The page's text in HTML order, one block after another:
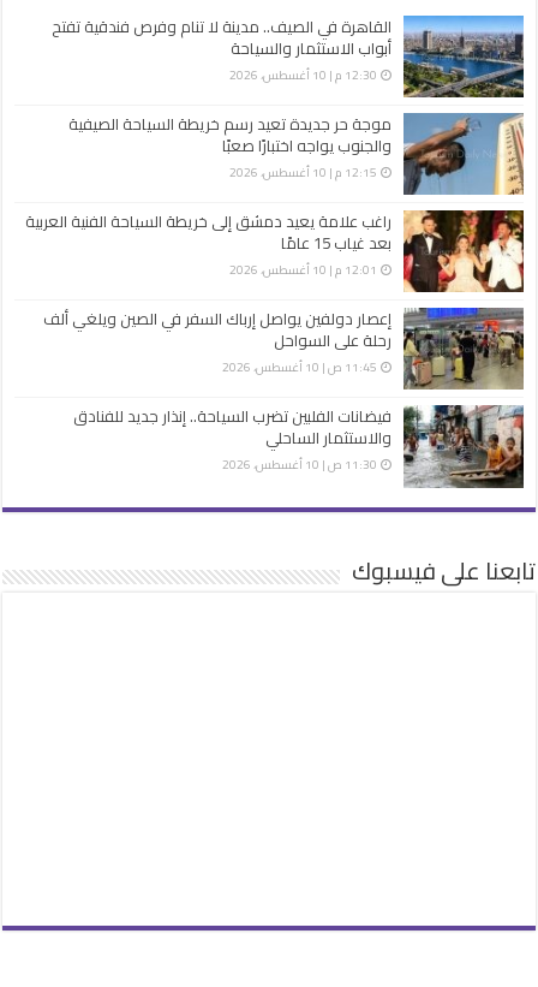
القاهرة في الصيف.. مدينة لا تنام وفرص فندقية تفتح
أبواب الاستثمار والسياحة
12:30 م | 10 أغسطس، 2026
موجة حر جديدة تعيد رسم خريطة السياحة الصيفية
والجنوب يواجه اختبارًا صعبًا
12:15 م | 10 أغسطس، 2026
راغب علامة يعيد دمشق إلى خريطة السياحة الفنية العربية
بعد غياب 15 عامًا
12:01 م | 10 أغسطس، 2026
إعصار دولفين يواصل إرباك السفر في الصين ويلغي ألف
رحلة على السواحل
11:45 ص | 10 أغسطس، 2026
فيضانات الفلبين تضرب السياحة.. إنذار جديد للفنادق
والاستثمار الساحلي
11:30 ص | 10 أغسطس، 2026
تابعنا على فيسبوك